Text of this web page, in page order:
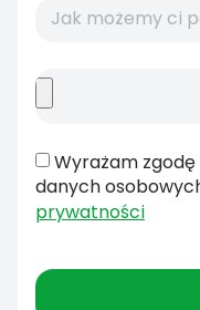
Wyrażam
danych
prywatności